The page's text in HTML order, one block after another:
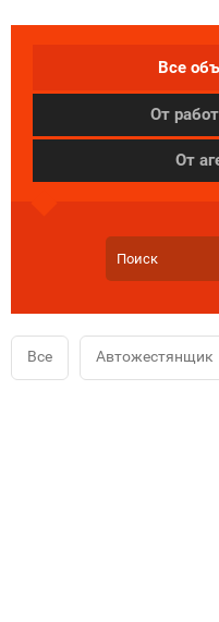
Все
От
От
Все Автожестянщик